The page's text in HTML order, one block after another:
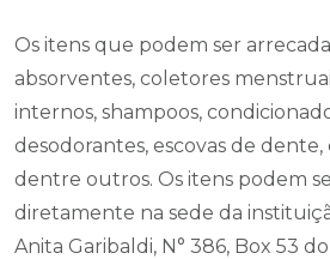
Os itens que podem ser
absorventes, coletores
internos, shampoos,
desodorantes, escovas de dente,
dentre outros. Os itens podem
diretamente na sede da
Anita Garibaldi, N° 386, Box 53